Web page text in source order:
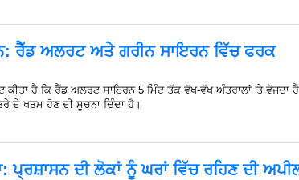
ਰੈੱਡ ਅਲਰਟ ਅਤੇ ਗਰੀਨ ਸਾਇਰਨ ਵਿੱਚ ਫਰਕ
ਹੈ ਕਿ ਰੈੱਡ ਅਲਰਟ ਸਾਇਰਨ 5 ਮਿੰਟ ਤੱਕ ਵੱਖ-ਵੱਖ ਅੰਤਰਾਲਾਂ 'ਤੇ ਵੱਜਦਾ
ਦੇ ਖਤਮ ਹੋਣ ਦੀ ਸੂਚਨਾ ਦਿੰਦਾ ਹੈ।
ਪ੍ਰਸ਼ਾਸਨ ਦੀ ਲੋਕਾਂ ਨੂੰ ਘਰਾਂ ਵਿੱਚ ਰਹਿਣ ਦੀ